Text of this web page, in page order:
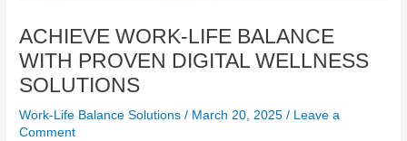
ACHIEVE WORK-LIFE BALANCE
WITH PROVEN DIGITAL WELLNESS
SOLUTIONS
Work-Life Balance Solutions / March 20, 2025/ Leave a
Comment